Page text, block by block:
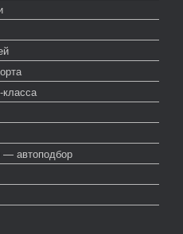
— автоподбор